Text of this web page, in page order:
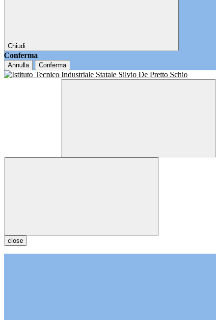
Chiudi
Conferma
Annulla Conferma
close